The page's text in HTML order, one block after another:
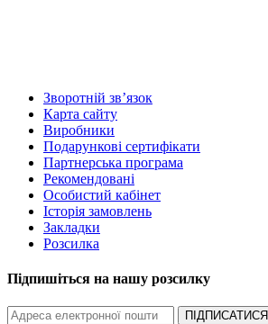
Зворотній зв’язок
Карта сайту
Виробники
Подарункові сертифікати
Партнерська програма
Рекомендовані
Особистий кабінет
Історія замовлень
Закладки
Розсилка
Підпишіться на нашу розсилку
ПІДПИСАТИСЯ